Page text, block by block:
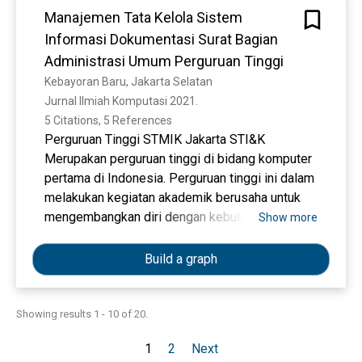
jangkauan promosi, mengurangi presentase
kesalahan, dan kehilangan data, serta
memperlancar proses pendaftaran mahasiswa
baru Program Studi Manajemen Informatika
STMIK “AMIKBANDUNG”.
Manajemen Tata Kelola Sistem
Informasi Dokumentasi Surat Bagian
Administrasi Umum Perguruan Tinggi
Kebayoran Baru, Jakarta Selatan
Jurnal Ilmiah Komputasi 2021.
5 Citations, 5 References
Perguruan Tinggi STMIK Jakarta STI&K
Merupakan perguruan tinggi di bidang komputer
pertama di Indonesia. Perguruan tinggi ini dalam
melakukan kegiatan akademik berusaha untuk
mengembangkan diri dengan kebutuhan
yang ada di perguruan tinggi ini adalah Bagian
Administrasi Umum yang bekerja dalam
mencatat kegiatan baik untuk internal kampus
dan eksternal kampus. Akti tas bagian
kepada bagian lain dalam memberikan surat-
Show more
Build a graph
Showing results 1 - 10 of 20.
1 2 Next